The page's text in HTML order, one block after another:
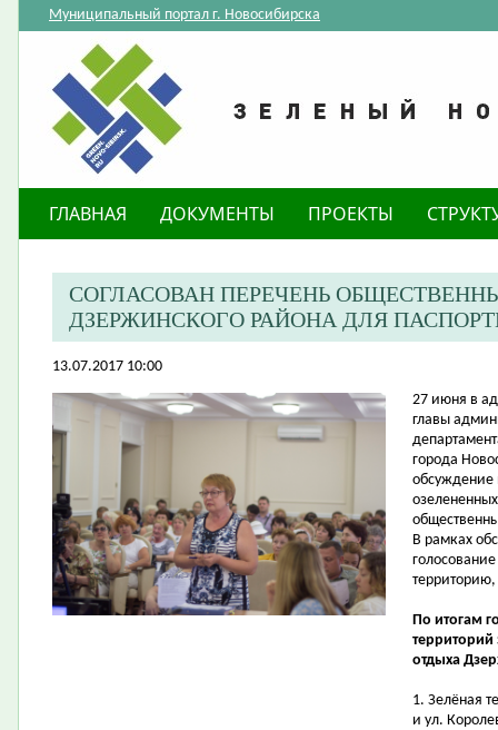
Муниципальный портал г. Новосибирска
ГЛАВНАЯ ДОКУМЕНТЫ ПРОЕКТЫ
СОГЛАСОВАН ПЕРЕЧЕНЬ
ДЗЕРЖИНСКОГО РАЙОНА ДЛЯ
13.07.2017 10:00
27 июня в
главы
города
обсуждение
В рамках
По итогам
отдыха
1. Зелёная
и ул.